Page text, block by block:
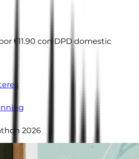
€11.90 con DPD domestic
2026